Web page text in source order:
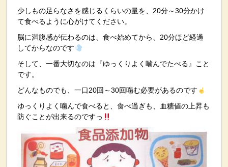
少しもの足らなさを感じるくらいの量を、20分～30分かけ
て食べるように心がけてください。
脳に満腹感が伝わるのは、食べ始めてから、20分ほど経過
してからなのです
そして、一番大切なのは『ゆっくりよく噛んでたべる』こと
です。
どんなものでも、一口20回～30回噛む必要があるのです
ゆっくりよく噛んで食べると、食べ過ぎも、血糖値の上昇も
防ぐことが出来るのですっ